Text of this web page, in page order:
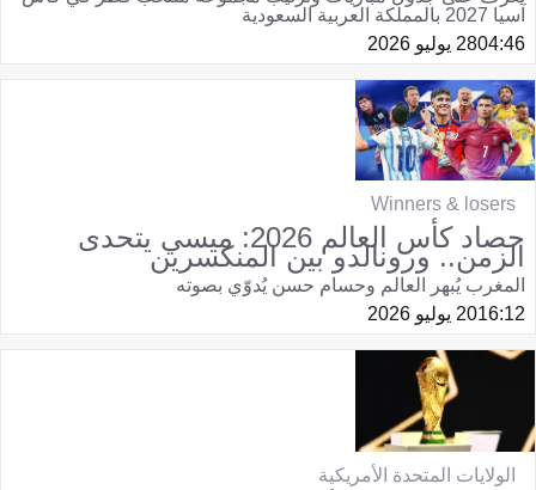
آسيا 2027 بالمملكة العربية السعودية
04:4628 يوليو 2026
Winners & losers
حصاد كأس العالم 2026: ميسي يتحدى
الزمن.. ورونالدو بين المنكسرين
المغرب يُبهر العالم وحسام حسن يُدوّي بصوته
16:1220 يوليو 2026
الولايات المتحدة الأمريكية